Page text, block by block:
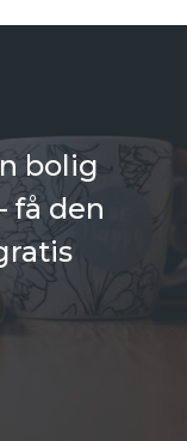
bolig
få den